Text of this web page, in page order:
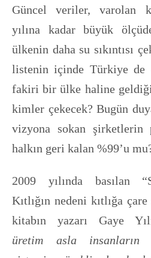
Güncel veriler, varolan
yılına kadar büyük
ülkenin daha su sıkıntısı
listenin içinde Türkiye de
fakiri bir ülke haline
kimler çekecek? Bugün
vizyona sokan şirketlerin
halkın geri kalan %99’u
2009 yılında basılan
Kıtlığın nedeni kıtlığa
kitabın yazarı Gaye
üretim asla insanların